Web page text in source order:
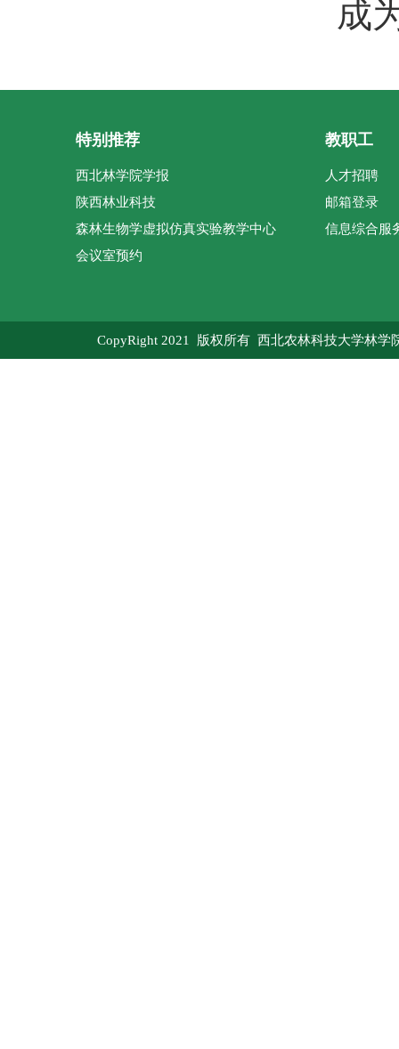
成
特别推荐
西北林学院学报
陕西林业科技
森林生物学虚拟仿真实验教学中心
会议室预约
教职工
人才招聘
邮箱登录
信息综合服
CopyRight 2021 版权所有 西北农林科技大学林